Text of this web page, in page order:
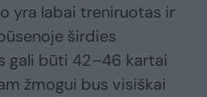
yra labai treniruotas ir
širdies
gali būti 42–46 kartai
žmogui bus visiškai